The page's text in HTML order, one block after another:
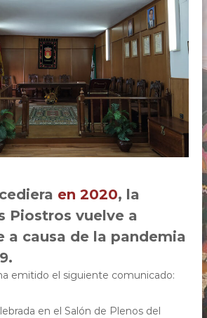
en 2020, la
Piostros vuelve a
a causa de la pandemia
emitido el siguiente comunicado:
en el Salón de Plenos del